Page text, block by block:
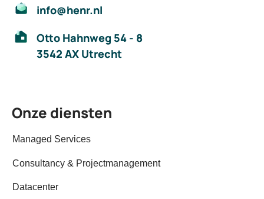
info@henr.nl
Otto Hahnweg 54 - 8
3542 AX Utrecht
Onze diensten
Managed Services
Consultancy & Projectmanagement
Datacenter